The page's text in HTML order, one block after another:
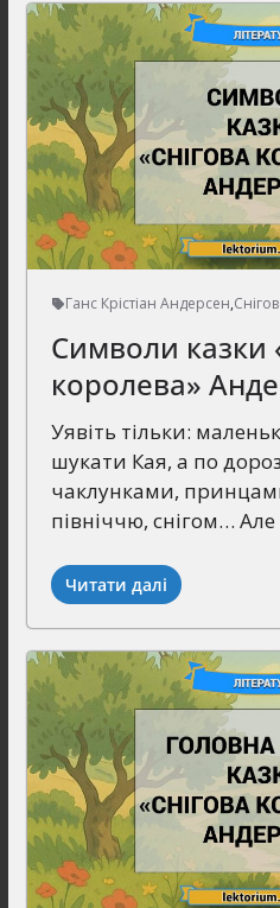
Ганс Крістіан Андерсен,
Символи казки
королева»
Уявіть тільки:
шукати Кая, а по
чаклунками,
північчю, снігом…
Читати далі